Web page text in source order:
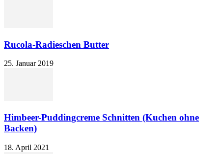
Rucola-Radieschen Butter
25. Januar 2019
Himbeer-Puddingcreme Schnitten (Kuchen ohne
Backen)
18. April 2021